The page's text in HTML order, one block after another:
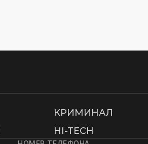
КРИМИНАЛ
HI-TECH